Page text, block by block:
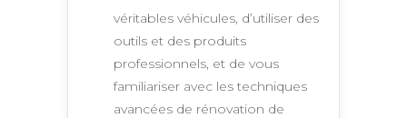
véritables véhicules, d’utiliser des
outils et des produits
professionnels, et de vous
familiariser avec les techniques
avancées de rénovation de